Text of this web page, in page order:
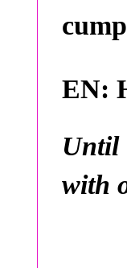
EN:
Until
with